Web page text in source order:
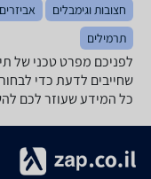
חצובות וגימבלים
תרמילים
שחייבים לדעת כדי
כל המידע שעוזר לכם